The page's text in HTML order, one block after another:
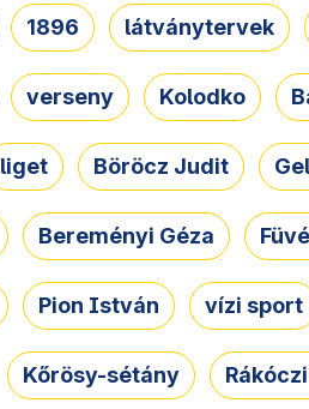
1896 látványtervek
verseny Kolodko
liget Böröcz Judit
Bereményi Géza
Pion István vízi sport
Kőrösy-sétány